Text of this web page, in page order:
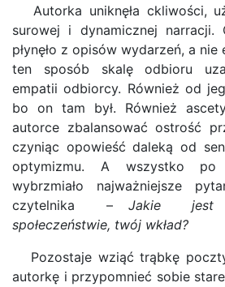
Autorka uniknęła ckliwości,
surowej i dynamicznej narracji.
płynęło z opisów wydarzeń, a
ten sposób skalę odbioru
empatii odbiorcy. Również od
bo on tam był. Również
autorce zbalansować ostrość
czyniąc opowieść daleką od
optymizmu. A wszystko
wybrzmiało najważniejsze
czytelnika – Jakie jest
społeczeństwie, twój wkład?
Pozostaje wziąć trąbkę
autorkę i przypomnieć sobie